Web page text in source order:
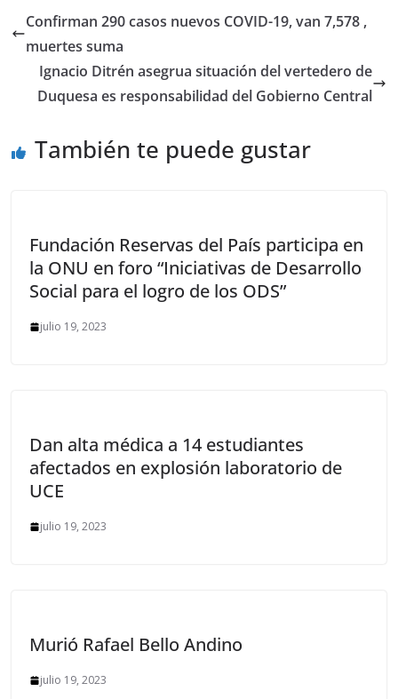
Confirman 290 casos nuevos COVID-19, van 7,578 ,
muertes suma
Ignacio Ditrén asegrua situación del vertedero de
Duquesa es responsabilidad del Gobierno Central
También te puede gustar
Fundación Reservas del País participa en
la ONU en foro “Iniciativas de Desarrollo
Social para el logro de los ODS”
julio 19, 2023
Dan alta médica a 14 estudiantes
afectados en explosión laboratorio de
UCE
julio 19, 2023
Murió Rafael Bello Andino
julio 19, 2023